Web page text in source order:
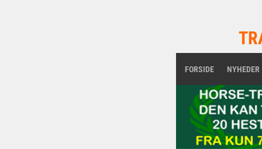
FORSIDE NYHEDER